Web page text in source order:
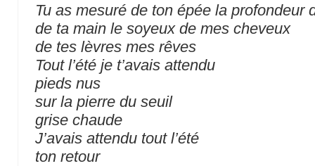
Tu as mesuré de ton épée la profondeur
de ta main le soyeux de mes cheveux
de tes lèvres mes rêves
Tout l’été je t’avais attendu
pieds nus
sur la pierre du seuil
grise chaude
J’avais attendu tout l’été
ton retour